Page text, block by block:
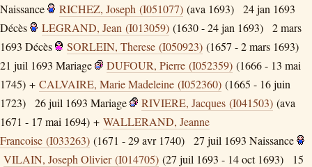
Naissance
RICHEZ, Joseph (I051077) (ava 1693)
24 jan 1693
Décès
LEGRAND, Jean (I013059) (1630 - 24 jan 1693)
2 mars
1693 Décès SORLEIN, Therese (I050923) (1657 - 2 mars 1693)
21 juil 1693 Mariage DUFOUR, Pierre (I052359) (1666 - 13 mai
1745) + CALVAIRE, Marie Madeleine (I052360) (1665 - 16 juin
1723)
26 juil 1693 Mariage RIVIERE, Jacques (I041503) (ava
1671 - 17 mai 1694) + WALLERAND, Jeanne
Francoise (I033263) (1671 - 29 avr 1740) 27 juil 1693 Naissance
VILAIN, Joseph Olivier (I014705) (27 juil 1693 - 14 oct 1693)
15